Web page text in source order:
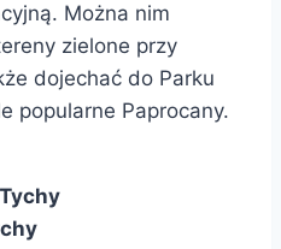
Można nim
zielone przy
dojechać do Parku
popularne Paprocany.